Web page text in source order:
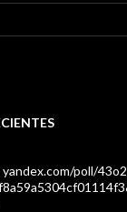
poll/